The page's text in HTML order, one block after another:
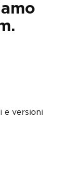
e versioni